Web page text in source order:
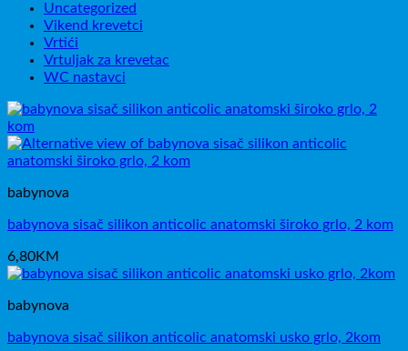
Uncategorized
Vikend krevetci
Vrtići
Vrtuljak za krevetac
WC nastavci
babynova
babynova sisač silikon anticolic anatomski široko grlo, 2 kom
6,80KM
babynova
babynova sisač silikon anticolic anatomski usko grlo, 2kom